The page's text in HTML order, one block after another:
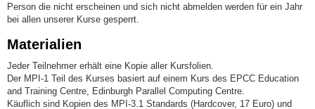
Person die nicht erscheinen und sich nicht abmelden werden für ein Jahr
bei allen unserer Kurse gesperrt.
Materialien
Jeder Teilnehmer erhält eine Kopie aller Kursfolien.
Der MPI-1 Teil des Kurses basiert auf einem Kurs des EPCC Education
and Training Centre, Edinburgh Parallel Computing Centre.
Käuflich sind Kopien des MPI-3.1 Standards (Hardcover, 17 Euro) und